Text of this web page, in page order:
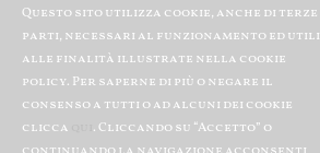
Questo sito utilizza cookie, anche di terze
parti, necessari al funzionamento ed utili
alle finalità illustrate nella cookie
policy. Per saperne di più o negare il
consenso a tutti o ad alcuni dei cookie
clicca
. Cliccando su “Accetto” o